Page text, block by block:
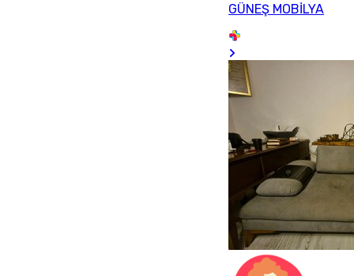
GÜNEŞ MOBİLYA